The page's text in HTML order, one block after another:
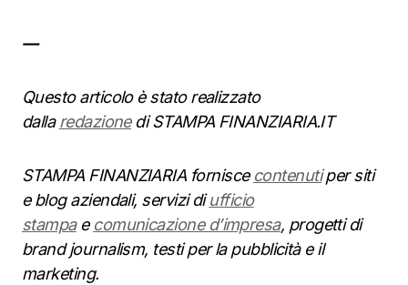
—
Questo articolo è stato realizzato
dallaredazionedi STAMPA FINANZIARIA.IT
STAMPA FINANZIARIA fornisce contenutiper siti
e blog aziendali, servizi diufficio
stampae comunicazione d’impresa, progetti di
brand journalism, testi per la pubblicità e il
marketing.